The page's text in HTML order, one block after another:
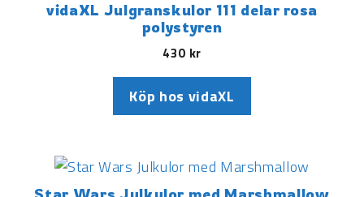
vidaXL Julgranskulor 111 delar rosa
polystyren
430 kr
Köp hos vidaXL